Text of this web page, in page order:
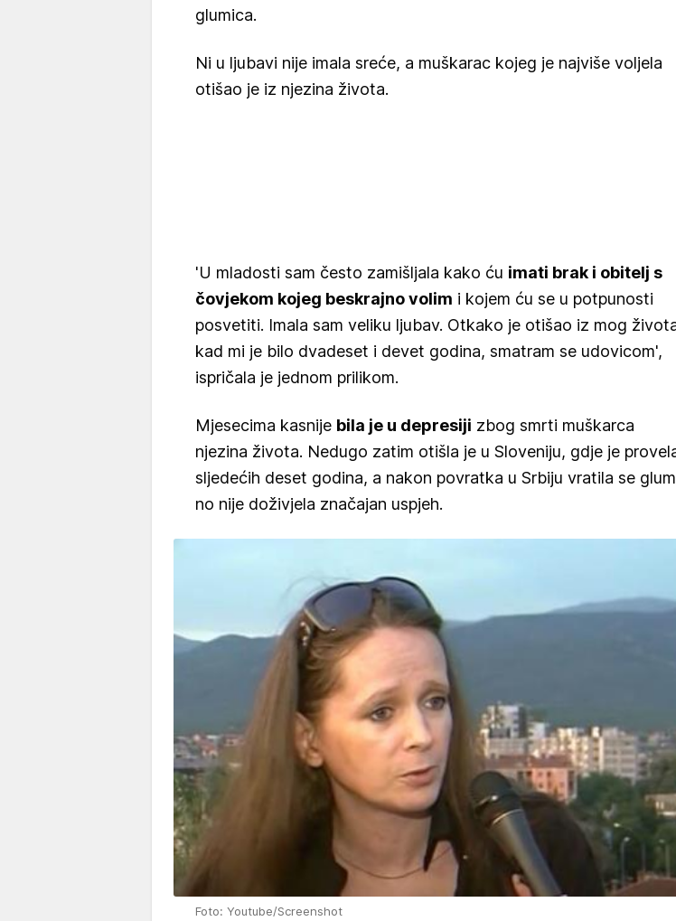
glumica.
Ni u ljubavi nije imala sreće, a muškarac kojeg je najviše voljela
otišao je iz njezina života.
'U mladosti sam često zamišljala kako ću imati brak i obitelj s
čovjekom kojeg beskrajno volim i kojem ću se u potpunosti
posvetiti. Imala sam veliku ljubav. Otkako je otišao iz mog
kad mi je bilo dvadeset i devet godina, smatram se udovicom',
ispričala je jednom prilikom.
Mjesecima kasnije bila je u depresiji zbog smrti muškarca
njezina života. Nedugo zatim otišla je u Sloveniju, gdje je
sljedećih deset godina, a nakon povratka u Srbiju vratila se
no nije doživjela značajan uspjeh.
Foto: Youtube/Screenshot